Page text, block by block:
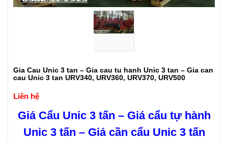
Gia Cau Unic 3 tan – Gia cau tu hanh Unic 3 tan – Gia can
cau Unic 3 tan URV340, URV360, URV370, URV500
Liên hệ
Giá Cẩu Unic 3 tấn – Giá cẩu tự hành
Unic 3 tấn – Giá cần cẩu Unic 3 tấn